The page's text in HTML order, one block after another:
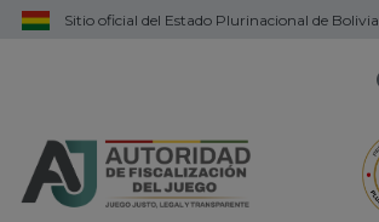
Sitio oficial del Estado Plurinacional de Bolivia